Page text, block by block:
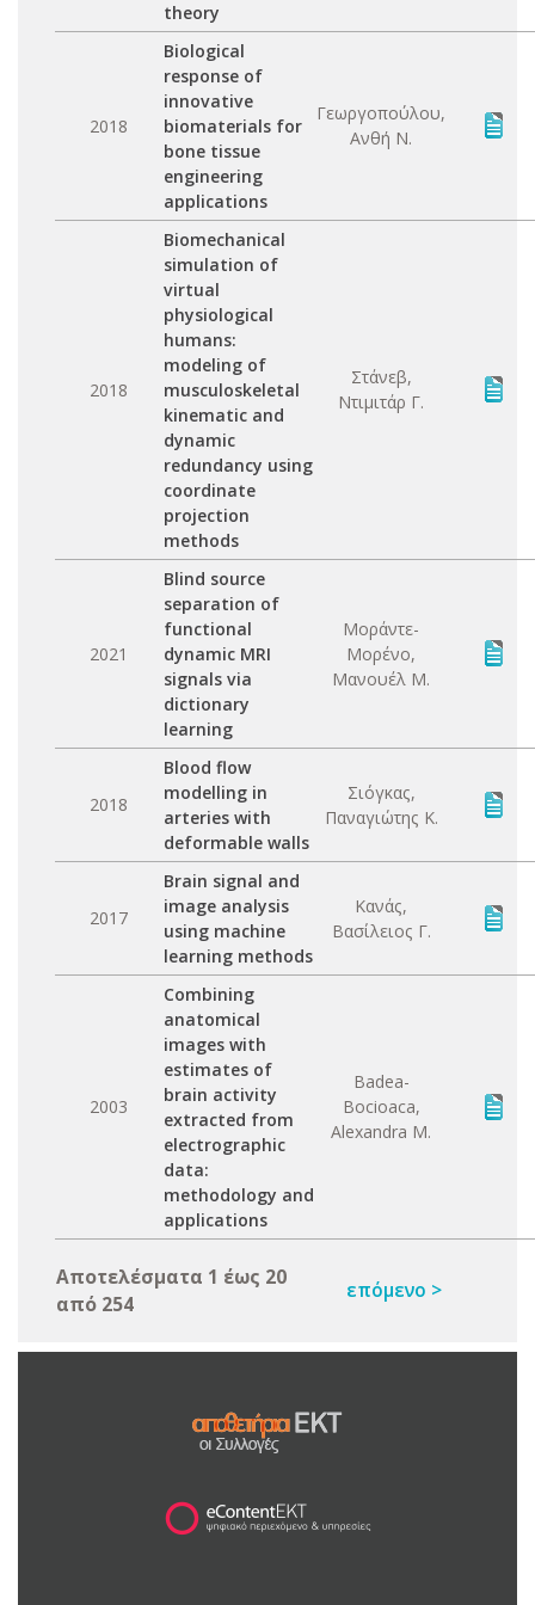
theory
2018
Biological
response of
innovative
biomaterials for
bone tissue
engineering
applications
Γεωργοπούλου,
Ανθή Ν.
2018
Biomechanical
simulation of
virtual
physiological
humans:
modeling of
musculoskeletal
kinematic and
dynamic
redundancy using
coordinate
projection
methods
Στάνεβ,
Ντιμιτάρ Γ.
2021
Blind source
separation of
functional
dynamic MRI
signals via
dictionary
learning
Μοράντε-
Μορένο,
Μανουέλ Μ.
2018
Blood flow
modelling in
arteries with
deformable walls
Σιόγκας,
Παναγιώτης Κ.
2017
Brain signal and
image analysis
using machine
learning methods
Κανάς,
Βασίλειος Γ.
2003
Combining
anatomical
images with
estimates of
brain activity
extracted from
electrographic
data:
methodology and
applications
Badea-
Bocioaca,
Alexandra M.
Αποτελέσματα 1 έως 20
από 254
επόμενο >